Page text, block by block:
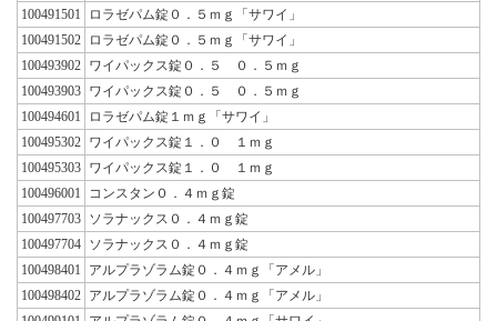
100491501
ロラゼパム錠０．５ｍｇ「サワイ」
100491502
ロラゼパム錠０．５ｍｇ「サワイ」
100493902 ワイパックス錠０．５ ０．５ｍｇ
100493903 ワイパックス錠０．５ ０．５ｍｇ
100494601
ロラゼパム錠１ｍｇ「サワイ」
100495302 ワイパックス錠１．０ １ｍｇ
100495303 ワイパックス錠１．０ １ｍｇ
100496001
コンスタン０．４ｍｇ錠
100497703 ソラナックス０．４ｍｇ錠
100497704 ソラナックス０．４ｍｇ錠
100498401
アルプラゾラム錠０．４ｍｇ「アメル」
100498402 アルプラゾラム錠０．４ｍｇ「アメル」